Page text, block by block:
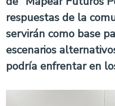
respuestas de la
servirán como base
escenarios
podría enfrentar en